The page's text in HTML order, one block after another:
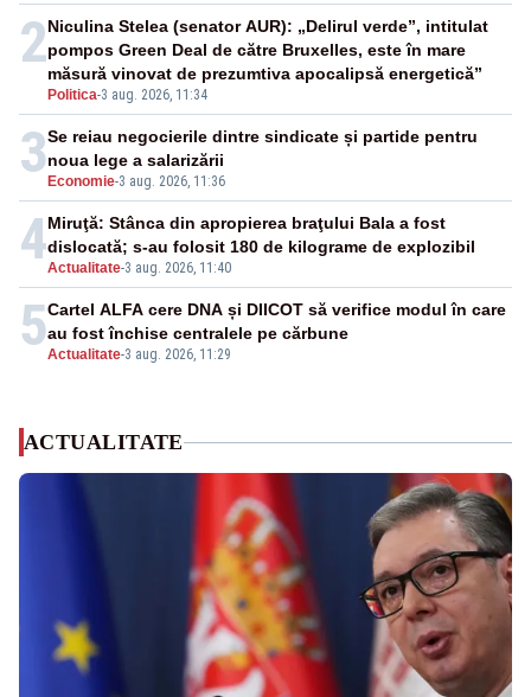
2
Politica-3 aug. 2026, 11:34
Niculina Stelea (senator AUR): „Delirul verde”, intitulat
pompos Green Deal de către Bruxelles, este în mare
măsură vinovat de prezumtiva apocalipsă energetică”
3 Economie-3 aug. 2026, 11:36
Se reiau negocierile dintre sindicate și partide pentru
noua lege a salarizării
4Actualitate-3 aug. 2026, 11:40
Miruţă: Stânca din apropierea braţului Bala a fost
dislocată; s-au folosit 180 de kilograme de explozibil
5Actualitate-3 aug. 2026, 11:29
Cartel ALFA cere DNA și DIICOT să verifice modul în care
au fost închise centralele pe cărbune
ACTUALITATE